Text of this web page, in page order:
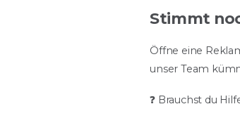
Stimmt
Öffne eine
unser Team
❓ Brauchst du